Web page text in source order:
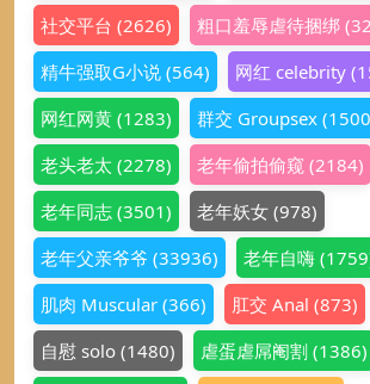
社交平台 (2626) 粗口羞辱虐待捆绑
精牛强取G小说 (564) 网红 celebrity
网红网黄 (1283) 群交 Groupsex
老头老太 (2278) 老年偷拍偷窥 (2184)
老年同志 (3501) 老年妖女 (978)
老年父亲爷爷 (33936) 老年自嗨
肌肉 Muscular (366) 肛交 Anal (873)
自慰 solo (1480) 虐蛋虐屌阉割 (1386)